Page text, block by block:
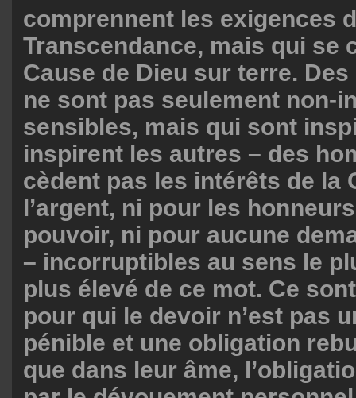
comprennent les exigences
Transcendance, mais qui se
Cause de Dieu sur terre.
ne sont pas seulement non-
sensibles, mais qui sont
inspirent les autres – des
cèdent pas les intérêts de la
l’argent, ni pour les
pouvoir, ni pour aucune
– incorruptibles au sens le
plus élevé de ce mot. Ce
pour qui le devoir n’est pas
pénible et une obligation
que dans leur âme,